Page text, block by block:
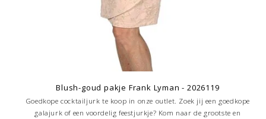
Blush-goud pakje Frank Lyman - 2026119
Goedkope cocktailjurk te koop in onze outlet. Zoek jij een goedkope
galajurk of een voordelig feestjurkje? Kom naar de grootste en